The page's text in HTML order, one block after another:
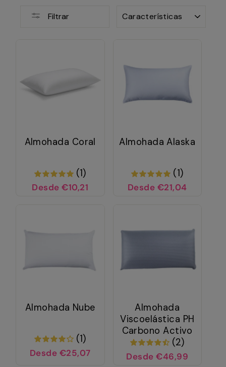
Filtrar
Almohada Coral
(1)
Desde €10,21
Almohada Alaska
(1)
Desde €21,04
Almohada Nube
(1)
Desde €25,07
Almohada
Viscoelástica PH
Carbono Activo
(2)
Desde €46,99